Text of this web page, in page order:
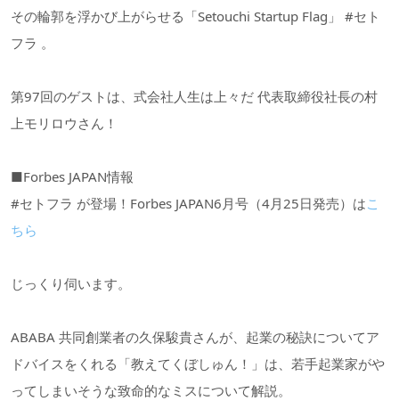
その輪郭を浮かび上がらせる「Setouchi Startup Flag」 #セト
フラ 。
第97回のゲストは、式会社人生は上々だ 代表取締役社長の村
上モリロウさん！
■Forbes JAPAN情報
#セトフラ が登場！Forbes JAPAN6月号（4月25日発売）はこ
ちら
じっくり伺います。
ABABA 共同創業者の久保駿貴さんが、起業の秘訣についてア
ドバイスをくれる「教えてくぼしゅん！」は、若手起業家がや
ってしまいそうな致命的なミスについて解説。